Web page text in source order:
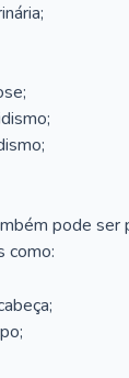
pode ser
como: